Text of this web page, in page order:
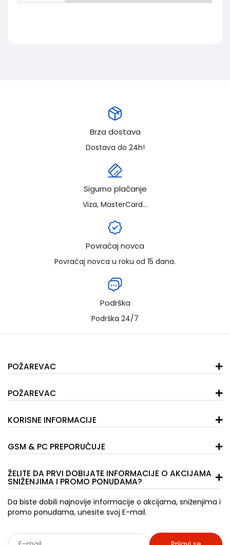
Brza dostava
Dostava do 24h!
Sigurno plaćanje
Viza, MasterCard...
Povraćaj novca
Povraćaj novca u roku od 15 dana.
Podrška
Podrška 24/7
POŽAREVAC
POŽAREVAC
KORISNE INFORMACIJE
GSM & PC PREPORUČUJE
ŽELITE DA PRVI DOBIJATE INFORMACIJE O AKCIJAMA
SNIŽENJIMA I PROMO PONUDAMA?
Da biste dobili najnovije informacije o akcijama, sniženjima i
promo ponudama, unesite svoj E-mail.